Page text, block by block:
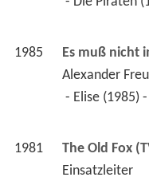
1985 Es muß nicht
Alexander
- Elise (1985)
1981 The Old Fox
Einsatzleiter